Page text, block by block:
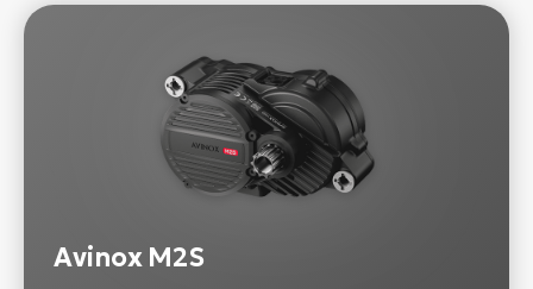
Avinox M2S